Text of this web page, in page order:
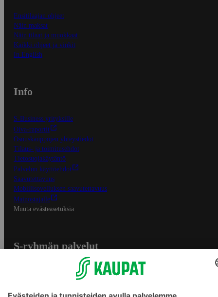
Ensitilaajan ohjeet
Näin maksat
Näin tilaat ja muokkaat
Kaikki ohjeet ja vinkit
In English
Info
S-Business yrityksille
Oiva-raportit
Osuuskauppojen yhteystiedot
Tilaus- ja toimitusehdot
Tietosuojakäytäntö
Palvelun käyttöehdot
Saavutettavuus
Mobiilisovelluksen saavutettavuus
Mainostajalle
Muuta evästeasetuksia
S-ryhmän palvelut